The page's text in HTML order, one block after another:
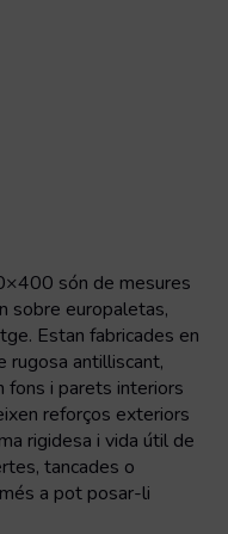
són de mesures
sobre europaletas,
Estan fabricades en
rugosa antilliscant,
fons i parets interiors
reforços exteriors
rigidesa i vida útil de
tancades o
a pot posar-li